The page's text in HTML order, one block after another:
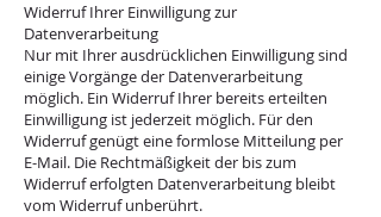
Widerruf Ihrer Einwilligung zur
Datenverarbeitung
Nur mit Ihrer ausdrücklichen Einwilligung sind
einige Vorgänge der Datenverarbeitung
möglich. Ein Widerruf Ihrer bereits erteilten
Einwilligung ist jederzeit möglich. Für den
Widerruf genügt eine formlose Mitteilung per
E-Mail. Die Rechtmäßigkeit der bis zum
Widerruf erfolgten Datenverarbeitung bleibt
vom Widerruf unberührt.